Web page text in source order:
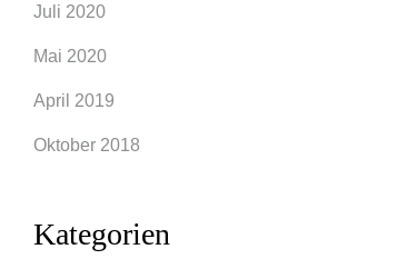
Juli 2020
Mai 2020
April 2019
Oktober 2018
Kategorien